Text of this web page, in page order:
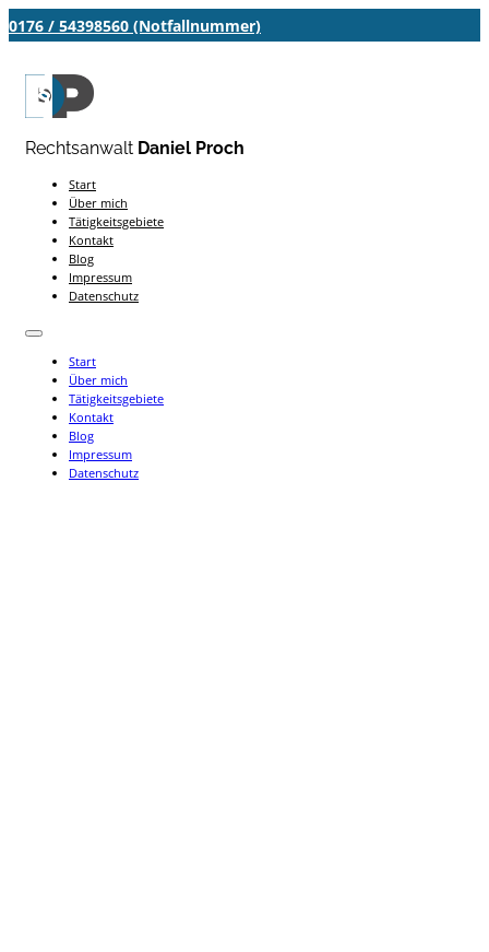
0176 / 54398560 (Notfallnummer)
Rechtsanwalt Daniel Proch
Start
Über mich
Tätigkeitsgebiete
Kontakt
Blog
Impressum
Datenschutz
Start
Über mich
Tätigkeitsgebiete
Kontakt
Blog
Impressum
Datenschutz